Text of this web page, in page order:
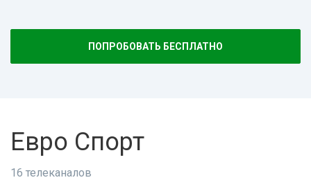
ПОПРОБОВАТЬ БЕСПЛАТНО
Евро Спорт
16 телеканалов